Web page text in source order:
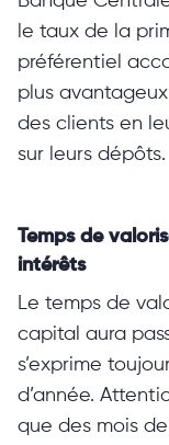
le taux de la
préférentiel
plus
des clients en
sur leurs dépôts.
Temps de
intérêts
Le temps de
capital aura
s’exprime
d’année.
que des mois